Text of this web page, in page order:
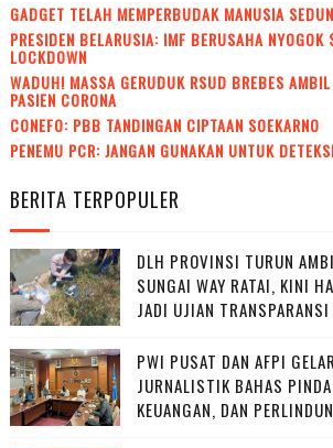
GADGET TELAH MEMPERBUDAK MANUSIA
PRESIDEN BELARUSIA: IMF BERUSAHA NYOGOK
LOCKDOWN
WADUH! MASSA GERUDUK RSUD BREBES
PASIEN CORONA
CONEFO: PBB TANDINGAN CIPTAAN SOEKARNO
PENEMU PCR: JANGAN GUNAKAN UNTUK
BERITA TERPOPULER
DLH PROVINSI TURUN
SUNGAI WAY RATAI, KINI
JADI UJIAN
PWI PUSAT DAN AFPI
JURNALISTIK BAHAS
KEUANGAN, DAN